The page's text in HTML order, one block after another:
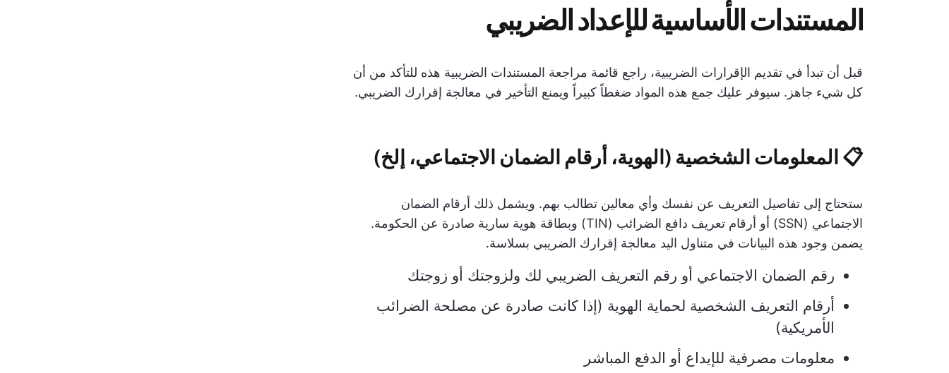
المستندات الأساسية للإعداد الضريبي
قبل أن تبدأ في تقديم الإقرارات الضريبية، راجع قائمة مراجعة المستندات الضريبية هذه للتأكد من أن
كل شيء جاهز. سيوفر عليك جمع هذه المواد ضغطاً كبيراً ويمنع التأخير في معالجة إقرارك الضريبي.
📋 المعلومات الشخصية (الهوية، أرقام الضمان الاجتماعي، إلخ)
ستحتاج إلى تفاصيل التعريف عن نفسك وأي معالين تطالب بهم. ويشمل ذلك أرقام الضمان
الاجتماعي (SSN) أو أرقام تعريف دافع الضرائب (TIN) وبطاقة هوية سارية صادرة عن الحكومة.
يضمن وجود هذه البيانات في متناول اليد معالجة إقرارك الضريبي بسلاسة.
رقم الضمان الاجتماعي أو رقم التعريف الضريبي لك ولزوجتك أو زوجتك
أرقام التعريف الشخصية لحماية الهوية (إذا كانت صادرة عن مصلحة الضرائب
الأمريكية)
معلومات مصرفية للإيداع أو الدفع المباشر